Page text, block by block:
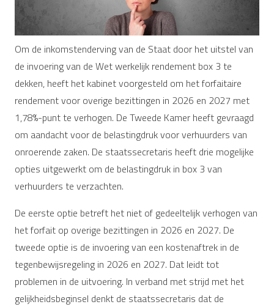
Om de inkomstenderving van de Staat door het uitstel van
de invoering van de Wet werkelijk rendement box 3 te
dekken, heeft het kabinet voorgesteld om het forfaitaire
rendement voor overige bezittingen in 2026 en 2027 met
1,78%-punt te verhogen. De Tweede Kamer heeft gevraagd
om aandacht voor de belastingdruk voor verhuurders van
onroerende zaken. De staatssecretaris heeft drie mogelijke
opties uitgewerkt om de belastingdruk in box 3 van
verhuurders te verzachten.
De eerste optie betreft het niet of gedeeltelijk verhogen van
het forfait op overige bezittingen in 2026 en 2027. De
tweede optie is de invoering van een kostenaftrek in de
tegenbewijsregeling in 2026 en 2027. Dat leidt tot
problemen in de uitvoering. In verband met strijd met het
gelijkheidsbeginsel denkt de staatssecretaris dat de